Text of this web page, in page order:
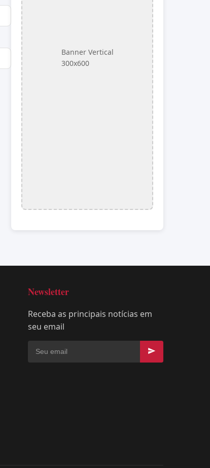
Banner Vertical
300x600
Newsletter
Receba as principais notícias em
seu email